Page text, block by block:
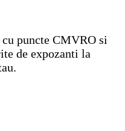
puncte CMVRO si
de expozanti la